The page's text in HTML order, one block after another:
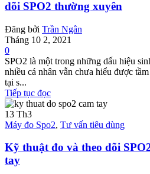
dõi SPO2 thường xuyên
Đăng bởi Trần Ngân
Tháng 10 2, 2021
0
SPO2 là một trong những dấu hiệu
nhiều cá nhân vẫn chưa hiểu được
tại s...
Tiếp tục đọc
13 Th3
Máy đo Spo2, Tư vấn tiêu dùng
Kỹ thuật đo và theo dõi
tay